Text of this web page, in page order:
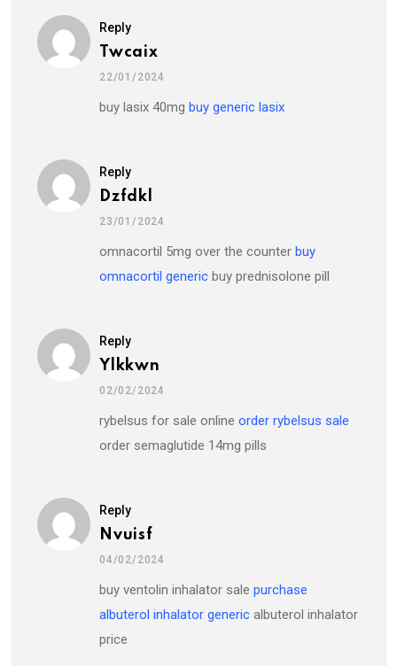
Reply
Twcaix
22/01/2024
buy lasix 40mg buy generic lasix
Reply
Dzfdkl
23/01/2024
omnacortil 5mg over the counter buy
omnacortil generic buy prednisolone pill
Reply
Ylkkwn
02/02/2024
rybelsus for sale online order rybelsus sale
order semaglutide 14mg pills
Reply
Nvuisf
04/02/2024
buy ventolin inhalator sale purchase
albuterol inhalator generic albuterol inhalator
price